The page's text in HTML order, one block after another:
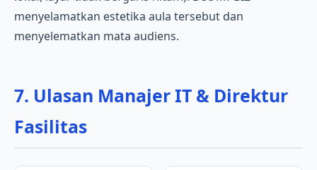
menyelamatkan estetika aula tersebut dan
menyelematkan mata audiens.
7. Ulasan Manajer IT & Direktur
Fasilitas